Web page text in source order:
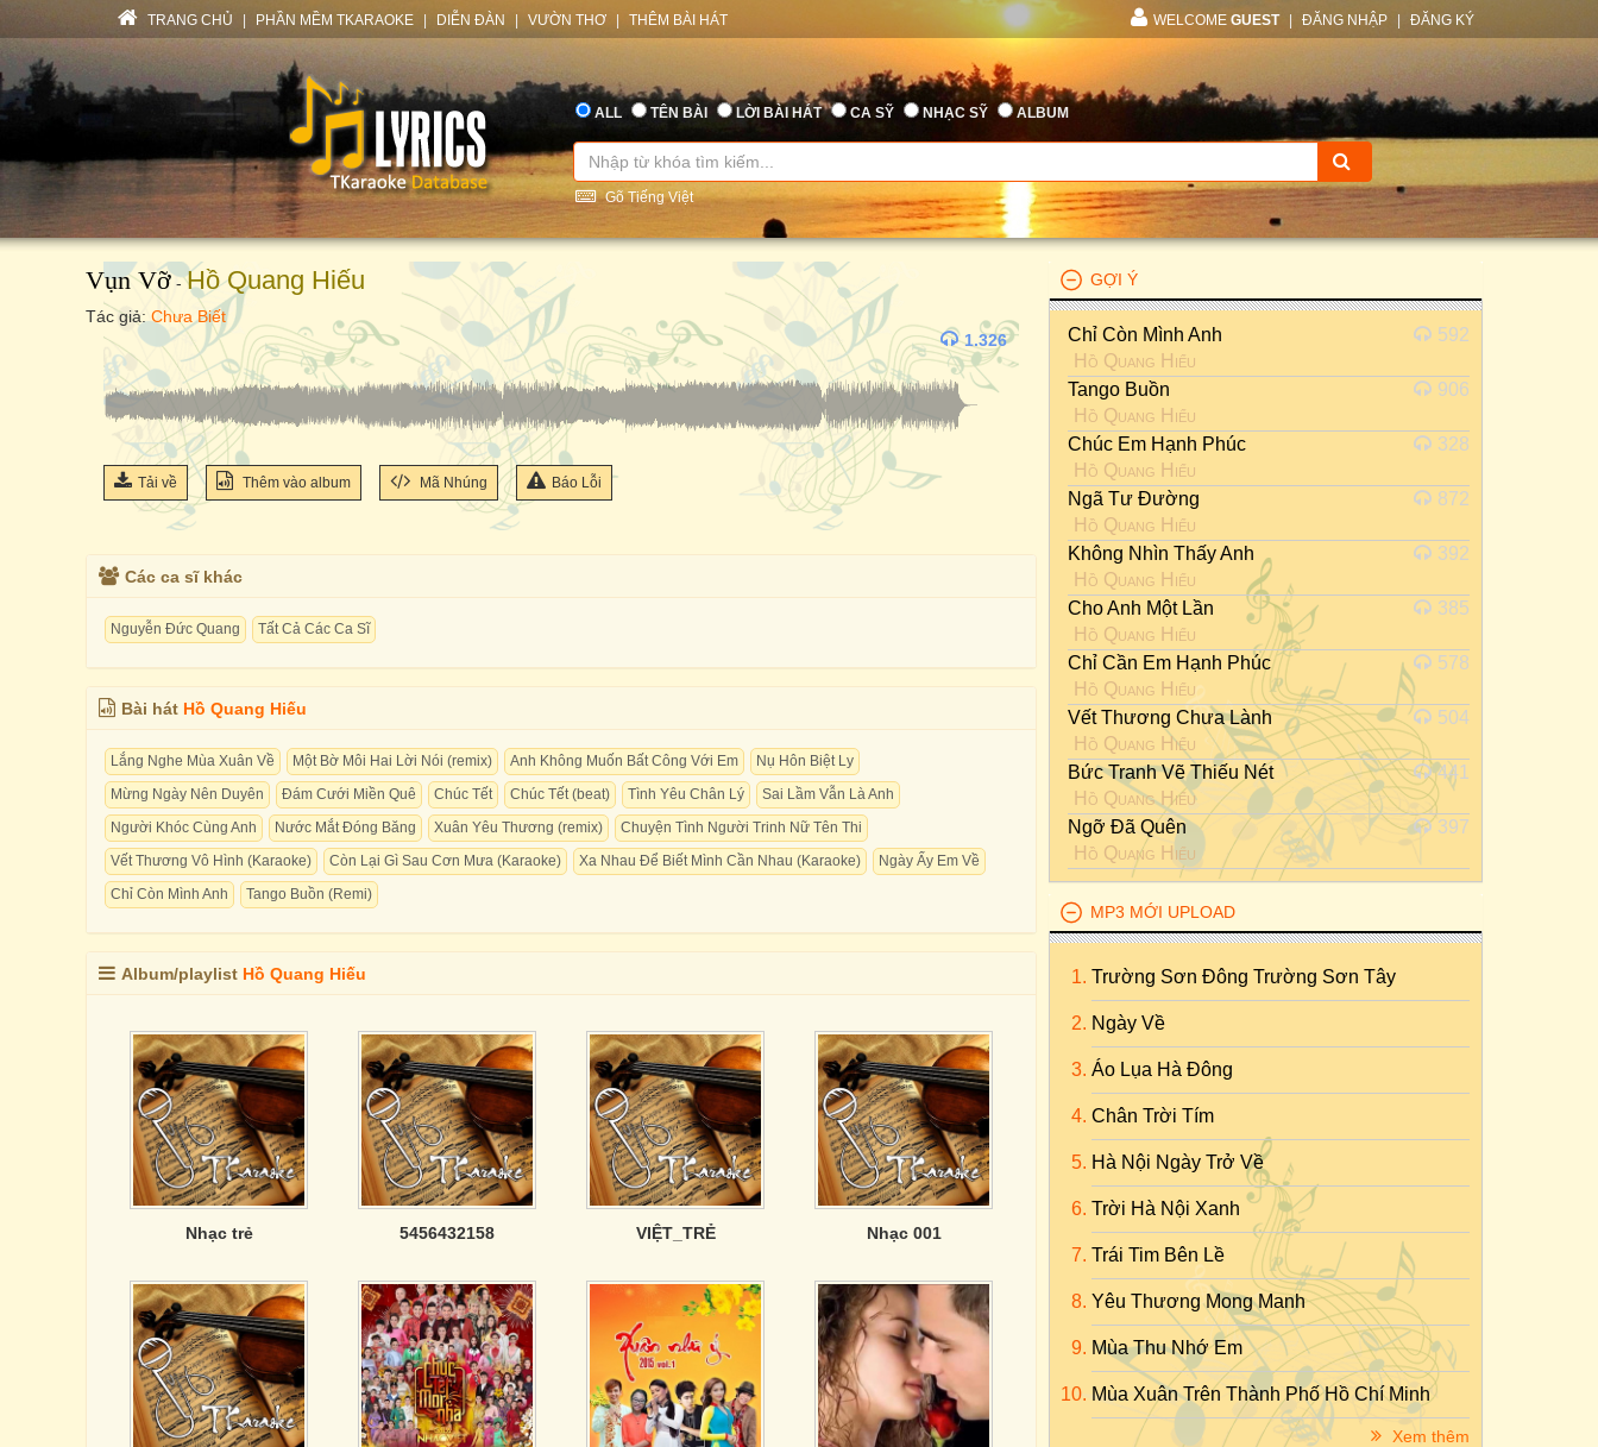
TRANG CHỦ PHẦN MỀM TKARAOKE DIỄN ĐÀN VƯỜN THƠ THÊM BÀI HÁT WELCOME GUEST ĐĂNG NHẬP ĐĂNG KÝ
ALL TÊN BÀI LỜI BÀI HÁT CA SỸ NHẠC SỸ ALBUM
Gõ Tiếng Việt
Vụn Vỡ -Hồ Quang Hiếu
Tác giả: Chưa Biết
1.326
Tải về Thêm vào album Mã Nhúng Báo Lỗi
Các ca sĩ khác
Nguyễn Đức Quang Tất Cả Các Ca Sĩ
Bài hát Hồ Quang Hiếu
Lắng Nghe Mùa Xuân Về Một Bờ Môi Hai Lời Nói (remix) Anh Không Muốn Bất Công Với Em
Nụ Hôn Biệt Ly
Mừng Ngày Nên Duyên
Đám Cưới Miền Quê Chúc Tết Chúc Tết (beat) Tình Yêu Chân Lý
Sai Lầm Vẫn Là Anh
Người Khóc Cùng Anh
Nước Mắt Đóng Băng Xuân Yêu Thương (remix)
Chuyện Tình Người Trinh Nữ Tên Thi
Vết Thương Vô Hình (Karaoke)
Còn Lại Gì Sau Cơn Mưa (Karaoke) Xa Nhau Để Biết Mình Cần Nhau (Karaoke)
Ngày Ấy Em Về
Chỉ Còn Mình Anh
Tango Buồn (Remi)
Album/playlist Hồ Quang Hiếu
Nhạc trẻ 5456432158 VIỆT_TRẺ Nhạc 001
GỢI Ý
Chỉ Còn Mình Anh
Hồ Quang Hiếu
592
Tango Buồn
Hồ Quang Hiếu
906
Chúc Em Hạnh Phúc
Hồ Quang Hiếu
328
Ngã Tư Đường
Hồ Quang Hiếu
872
Không Nhìn Thấy Anh
Hồ Quang Hiếu
392
Cho Anh Một Lần
Hồ Quang Hiếu
385
Chỉ Cần Em Hạnh Phúc
Hồ Quang Hiếu
578
Vết Thương Chưa Lành
Hồ Quang Hiếu
504
Bức Tranh Vẽ Thiếu Nét
Hồ Quang Hiếu
441
Ngỡ Đã Quên
Hồ Quang Hiếu
397
MP3 MỚI UPLOAD
Trường Sơn Đông Trường Sơn Tây
Ngày Về
Áo Lụa Hà Đông
Chân Trời Tím
Hà Nội Ngày Trở Về
Trời Hà Nội Xanh
Trái Tim Bên Lề
Yêu Thương Mong Manh
Mùa Thu Nhớ Em
Mùa Xuân Trên Thành Phố Hồ Chí Minh
Xem thêm